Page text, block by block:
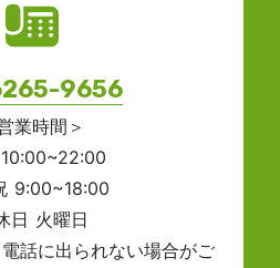
9656
業時間＞
9:00~18:00
日 火曜日
話に出られない場合がご